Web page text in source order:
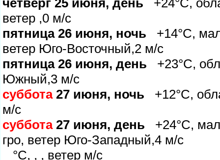
четверг 25 июня, день +24°C,
етер ,0 м/с
пятница 26 июня, ночь +14°C,
етер Юго-Восточный,2 м/с
пятница 26 июня, день +23°C,
Южный,3 м/с
суббота27 июня, ночь +12°C,
м/с
суббота27 июня, день +24°C,
ро, ветер Юго-Западный,4 м/с
°C, , , ветер м/с